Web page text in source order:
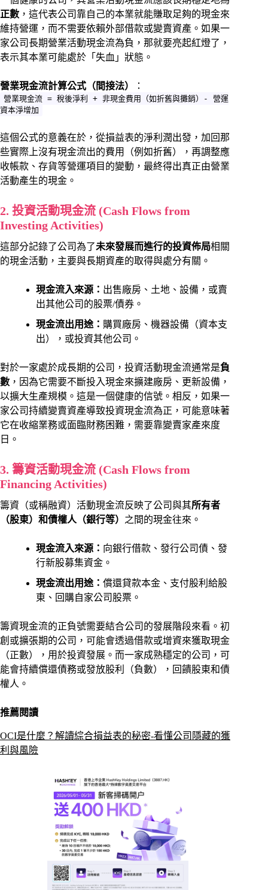
正數 ，這代表公司靠自己的本業就能賺取足夠的現金來
維持營運，而不需要依賴外部借款或變賣資產。如果一
家公司長期營業活動現金流為負，那就要亮起紅燈了，
表示其本業可能處於「失血」狀態。
營業現金流計算公式（間接法） ：
營業現金流 = 稅後淨利 + 非現金費用（如折舊與攤銷）- 營運
資本淨增加
這個公式的意義在於，從損益表的淨利潤出發，加回那
些實際上沒有現金流出的費用（例如折舊），再調整應
收帳款、存貨等營運項目的變動，最終得出真正由營業
活動產生的現金。
2. 投資活動現金流 (Cash Flows from
Investing Activities)
這部分記錄了公司為了未來發展而進行的投資佈局相關
的現金活動，主要與長期資產的取得與處分有關。
現金流入來源： 出售廠房、土地、設備，或賣
出其他公司的股票/債券。
現金流出用途： 購買廠房、機器設備（資本支
出），或投資其他公司。
對於一家處於成長期的公司，投資活動現金流通常是負
數 ，因為它需要不斷投入現金來擴建廠房、更新設備，
以擴大生產規模。這是一個健康的信號。相反，如果一
家公司持續變賣資產導致投資現金流為正，可能意味著
它在收縮業務或面臨財務困難，需要靠變賣家產來度
日。
3. 籌資活動現金流 (Cash Flows from
Financing Activities)
籌資（或稱融資）活動現金流反映了公司與其所有者
（股東）和債權人（銀行等） 之間的現金往來。
現金流入來源： 向銀行借款、發行公司債、發
行新股募集資金。
現金流出用途： 償還貸款本金、支付股利給股
東、回購自家公司股票。
籌資現金流的正負號需要結合公司的發展階段來看。初
創或擴張期的公司，可能會透過借款或增資來獲取現金
（正數），用於投資發展。而一家成熟穩定的公司，可
能會持續償還債務或發放股利（負數），回饋股東和債
權人。
推薦閱讀
OCI是什麼？解讀綜合損益表的秘密-看懂公司隱藏的獲
利與風險